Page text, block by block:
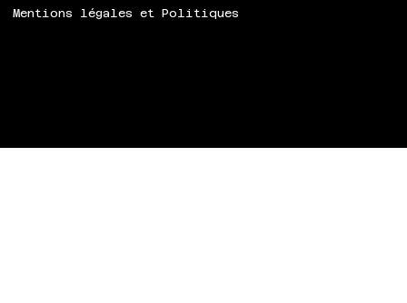
Mentions légales et Politiques